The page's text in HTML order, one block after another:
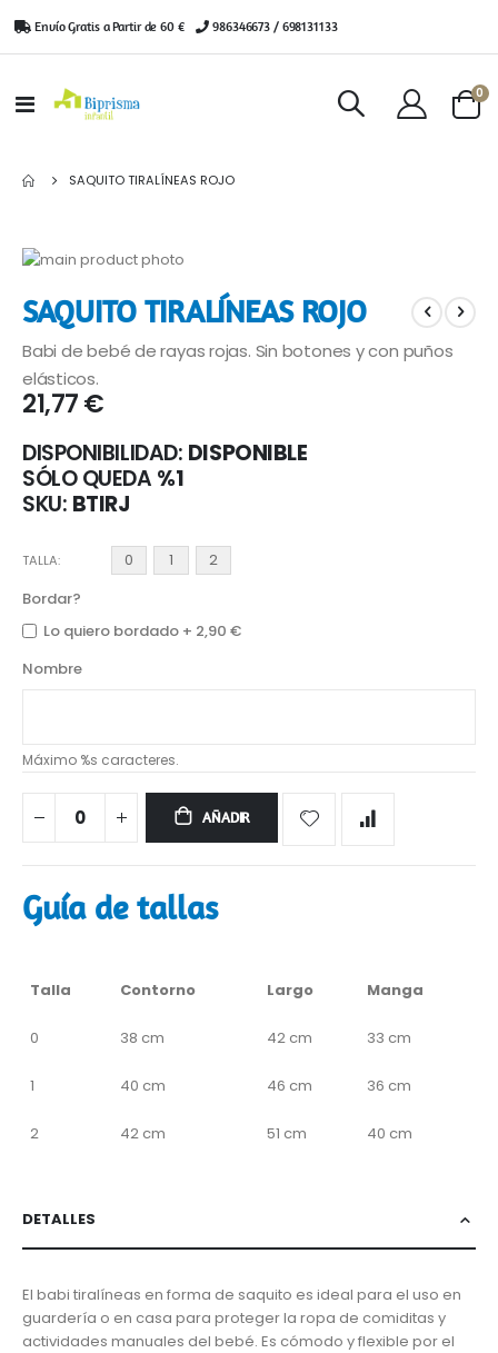
Envío Gratis a Partir de 60 € | 986346673 / 698131133
Toggle
Cart
0
SAQUITO TIRALÍNEAS ROJO
Saltar
final
de
la
galería
de
imágenes
al
comienzo
de
la
galería
imágenes
SAQUITO TIRALÍNEAS ROJO
Babi de bebé de rayas rojas. Sin botones y con puños
elásticos.
21,77 €
DISPONIBILIDAD: DISPONIBLE
SÓLO QUEDA %1
SKU BTIRJ
TALLA 0 1
2
Bordar?
Lo quiero bordado + 2,90 €
Nombre
Máximo %s caracteres.
AÑADIR
Guía de tallas
Talla Contorno Largo Manga
0 38 cm 42 cm 33 cm
1 40 cm 46 cm 36 cm
2 42 cm 51 cm 40 cm
DETALLES
El babi tiralíneas en forma de saquito es ideal para el uso en
guardería o en casa para proteger la ropa de comiditas y
actividades manuales del bebé. Es cómodo y flexible por el